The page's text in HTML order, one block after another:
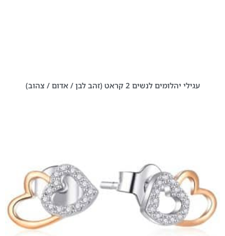
עגילי יהלומים לנשים 2 קראט (זהב לבן / אדום / צהוב)